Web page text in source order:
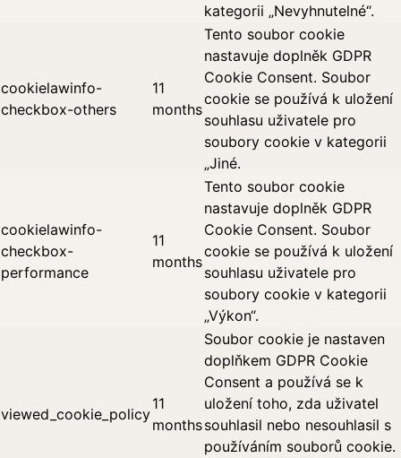
kategorii „Nevyhnutelné“.
cookielawinfo-
checkbox-others
11
months
Tento soubor cookie
nastavuje doplněk GDPR
Cookie Consent. Soubor
cookie se používá k uložení
souhlasu uživatele pro
soubory cookie v kategorii
„Jiné.
cookielawinfo-
checkbox-
performance
11
months
Tento soubor cookie
nastavuje doplněk GDPR
Cookie Consent. Soubor
cookie se používá k uložení
souhlasu uživatele pro
soubory cookie v kategorii
„Výkon“.
viewed_cookie_policy
11
months
Soubor cookie je nastaven
doplňkem GDPR Cookie
Consent a používá se k
uložení toho, zda uživatel
souhlasil nebo nesouhlasil s
používáním souborů cookie.